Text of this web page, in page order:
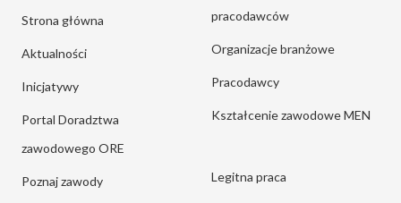
Strona główna
Aktualności
Inicjatywy
Portal Doradztwa
zawodowego ORE
Poznaj zawody
pracodawców
Organizacje branżowe
Pracodawcy
Kształcenie zawodowe MEN
Legitna praca